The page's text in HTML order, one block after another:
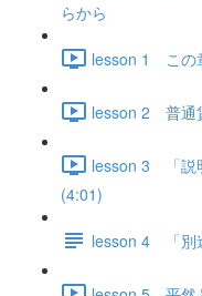
らから
lesson 1 この
lesson 2 普通
lesson 3 「説
(4:01)
lesson 4 「別